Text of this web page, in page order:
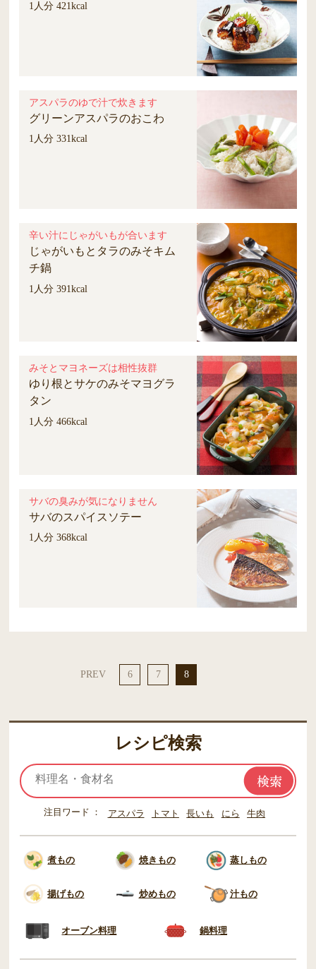
1人分 421kcal
アスパラのゆで汁で炊きます
グリーンアスパラのおこわ
1人分 331kcal
辛い汁にじゃがいもが合います
じゃがいもとタラのみそキム
チ鍋
1人分 391kcal
みそとマヨネーズは相性抜群
ゆり根とサケのみそマヨグラ
タン
1人分 466kcal
サバの臭みが気になりません
サバのスパイスソテー
1人分 368kcal
PREV 6 7 8
レシピ検索
注目ワード アスパラ トマト 長いも にら 牛肉
煮もの 焼きもの 蒸しもの
揚げもの 炒めもの 汁もの
オーブン料理 鍋料理